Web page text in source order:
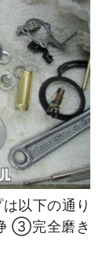
以下の通り
③完全磨き